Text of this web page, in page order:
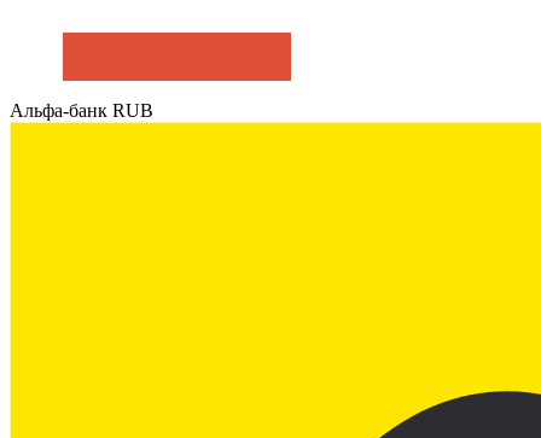
Альфа-банк RUB